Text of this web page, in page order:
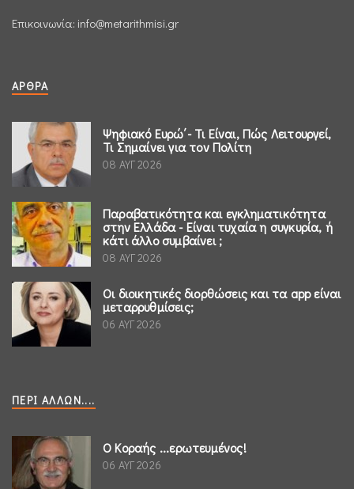
Επικοινωνία: info@metarithmisi.gr
ΆΡΘΡΑ
Ψηφιακό Ευρώ΄- Τι Είναι, Πώς Λειτουργεί,
Τι Σημαίνει για τον Πολίτη
08 ΑΥΓ 2026
Παραβατικότητα και εγκληματικότητα
στην Ελλάδα - Είναι τυχαία η συγκυρία, ή
κάτι άλλο συμβαίνει ;
08 ΑΥΓ 2026
Οι διοικητικές διορθώσεις και τα app είναι
μεταρρυθμίσεις;
06 ΑΥΓ 2026
ΠΕΡΊ ΆΛΛΩΝ....
Ο Κοραής ...ερωτευμένος!
06 ΑΥΓ 2026